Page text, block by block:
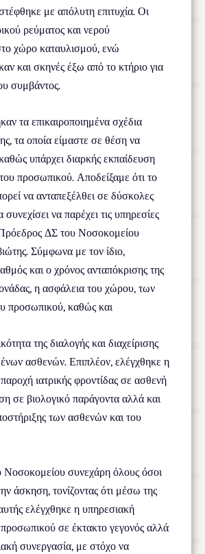
με απόλυτη επιτυχία. Οι
ρεύματος και νερού
χώρο καταυλισμού, ενώ
και σκηνές έξω από το κτήριο για
συμβάντος.
τα επικαιροποιημένα σχέδια
τα οποία είμαστε σε θέση να
υπάρχει διαρκής εκπαίδευση
προσωπικού. Αποδείξαμε ότι το
να ανταπεξέλθει σε δύσκολες
να παρέχει τις υπηρεσίες
ΔΣ του Νοσοκομείου
Σύμφωνα με τον ίδιο,
και ο χρόνος ανταπόκρισης της
η ασφάλεια του χώρου, των
προσωπικού, καθώς και
της διαλογής και διαχείρισης
ασθενών. Επιπλέον, ελέγχθηκε η
ιατρικής φροντίδας σε ασθενή
σε βιολογικό παράγοντα αλλά και
των ασθενών και του
Νοσοκομείου συνεχάρη όλους όσοι
άσκηση, τονίζοντας ότι μέσω της
ελέγχθηκε η υπηρεσιακή
προσωπικού σε έκτακτο γεγονός αλλά
συνεργασία, με στόχο να